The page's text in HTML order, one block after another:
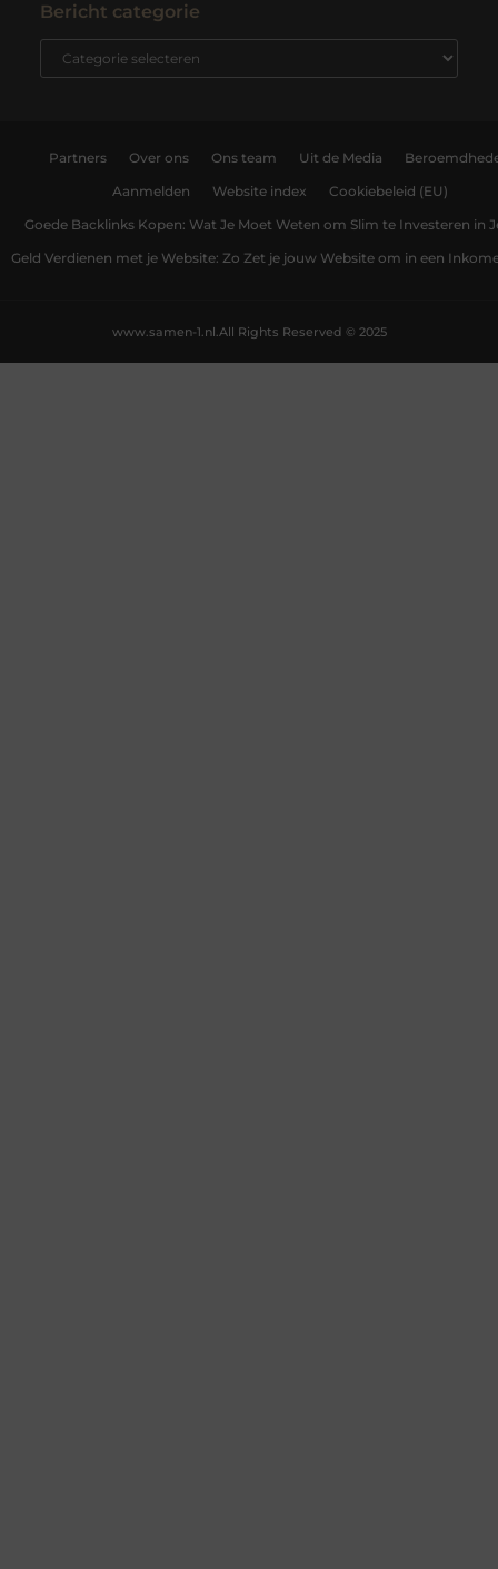
Bericht categorie
Partners Over ons Ons team Uit de Media
Aanmelden Website index Cookiebeleid (EU)
Goede Backlinks Kopen: Wat Je Moet Weten om Slim te Investeren in
Geld Verdienen met je Website: Zo Zet je jouw Website om in een
All Rights Reserved © 2025
www.samen-1.nl.